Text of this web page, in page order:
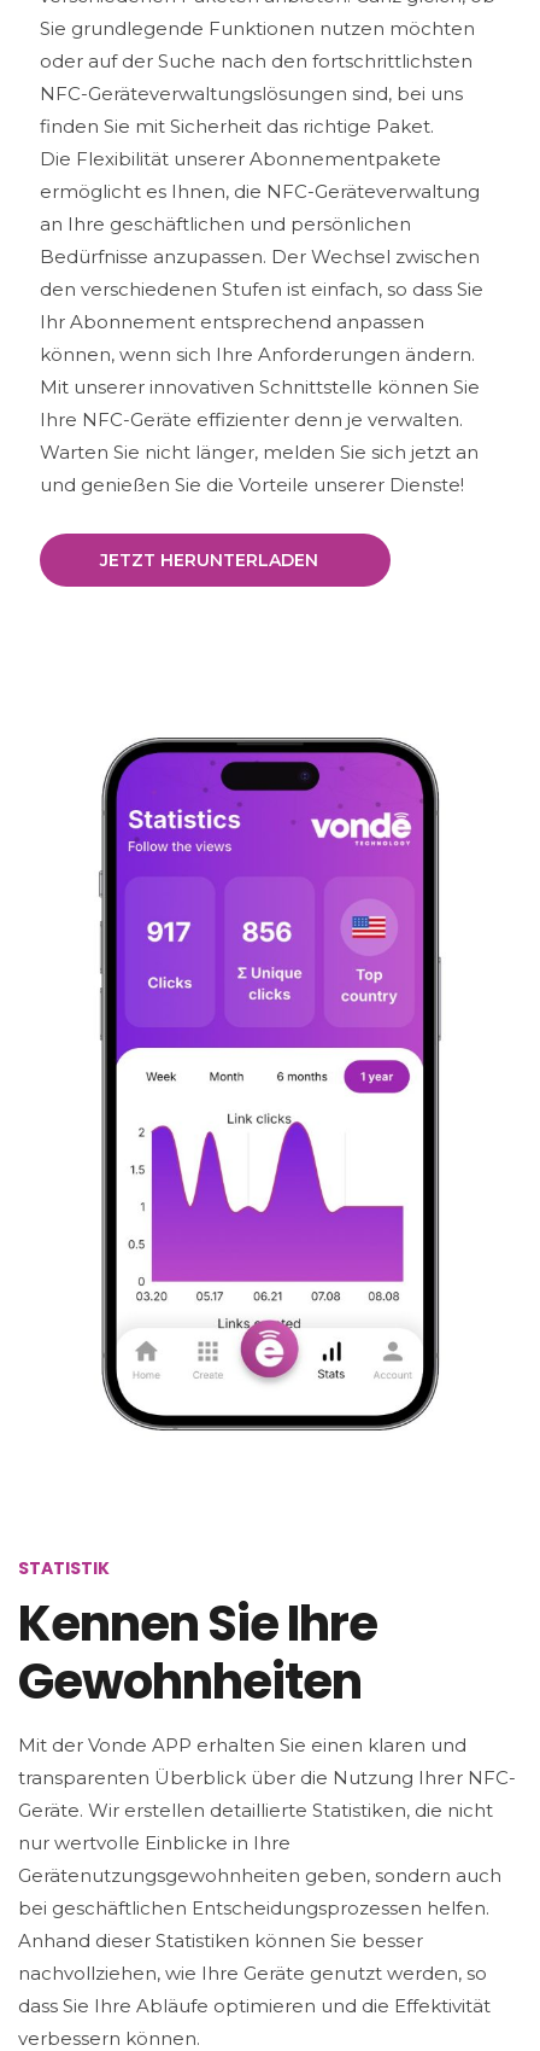
Sie grundlegende Funktionen nutzen möchten
oder auf der Suche nach den fortschrittlichsten
NFC-Geräteverwaltungslösungen sind, bei uns
finden Sie mit Sicherheit das richtige Paket.
Die Flexibilität unserer Abonnementpakete
ermöglicht es Ihnen, die NFC-Geräteverwaltung
an Ihre geschäftlichen und persönlichen
Bedürfnisse anzupassen. Der Wechsel zwischen
den verschiedenen Stufen ist einfach, so dass Sie
Ihr Abonnement entsprechend anpassen
können, wenn sich Ihre Anforderungen ändern.
Mit unserer innovativen Schnittstelle können Sie
Ihre NFC-Geräte effizienter denn je verwalten.
Warten Sie nicht länger, melden Sie sich jetzt an
und genießen Sie die Vorteile unserer Dienste!
JETZT HERUNTERLADEN
STATISTIK
Kennen Sie Ihre
Gewohnheiten
Mit der Vonde APP erhalten Sie einen klaren und
transparenten Überblick über die Nutzung Ihrer NFC-
Geräte. Wir erstellen detaillierte Statistiken, die nicht
nur wertvolle Einblicke in Ihre
Gerätenutzungsgewohnheiten geben, sondern auch
bei geschäftlichen Entscheidungsprozessen helfen.
Anhand dieser Statistiken können Sie besser
nachvollziehen, wie Ihre Geräte genutzt werden, so
dass Sie Ihre Abläufe optimieren und die Effektivität
verbessern können.